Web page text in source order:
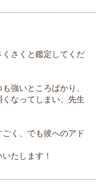
さくと鑑定してくだ
強いところばかり、
なってしまい、先生
く、でも彼へのアド
たします！